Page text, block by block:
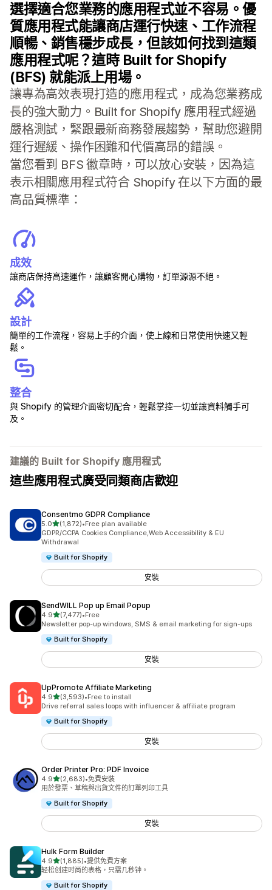
選擇適合您業務的應用程式並不容易。優
質應用程式能讓商店運行快速、工作流程
順暢、銷售穩步成長，但該如何找到這類
應用程式呢？這時 Built for Shopify
(BFS) 就能派上用場。
讓專為高效表現打造的應用程式，成為您業務成
長的強大動力。Built for Shopify 應用程式經過
嚴格測試，緊跟最新商務發展趨勢，幫助您避開
運行遲緩、操作困難和代價高昂的錯誤。
當您看到 BFS 徽章時，可以放心安裝，因為這
表示相關應用程式符合 Shopify 在以下方面的最
高品質標準：
成效
讓商店保持高速運作，讓顧客開心購物，訂單源源不絕。
設計
簡單的工作流程，容易上手的介面，使上線和日常使用快速又輕
鬆。
整合
與 Shopify 的管理介面密切配合，輕鬆掌控一切並讓資料觸手可
及。
建議的 Built for Shopify 應用程式
這些應用程式廣受同類商店歡迎
Consentmo GDPR Compliance
5.0滿分 5 顆星
(1,872)
共有 1872 則評價
•Free plan available
GDPR/CCPA Cookies Compliance,Web Accessibility & EU
Withdrawal
Built for Shopify
安裝
SendWILL Pop up Email Popup
4.9滿分 5 顆星
(7,477)
共有 7477 則評價
•Free
Newsletter pop-up windows, SMS & email marketing for sign-ups
Built for Shopify
安裝
UpPromote Affiliate Marketing
4.9滿分 5 顆星
(3,593)
共有 3593 則評價
•Free to install
Drive referral sales loops with influencer & affiliate program
Built for Shopify
安裝
Order Printer Pro: PDF Invoice
4.9滿分 5 顆星
(2,683)
共有 2683 則評價
•免費安裝
用於發票、草稿與出貨文件的訂單列印工具
Built for Shopify
安裝
Hulk Form Builder
4.9滿分 5 顆星
(1,885)
共有 1885 則評價
•提供免費方案
轻松创建时尚的表格，只需几秒钟。
Built for Shopify